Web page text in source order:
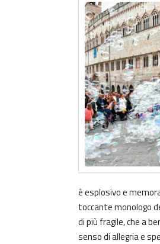
è esplosivo e
toccante monologo
di più fragile, che a
senso di allegria e